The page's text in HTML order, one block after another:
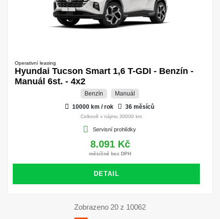
Operativní leasing
Hyundai Tucson Smart 1,6 T-GDI - Benzín -
Manuál 6st. - 4x2
Benzín
Manuál
10000 km / rok
36 měsíců
Celkově v nájmu 30000 km
Servisní prohlídky
8.091 Kč
měsíčně bez DPH
DETAIL
Zobrazeno 20 z 10062